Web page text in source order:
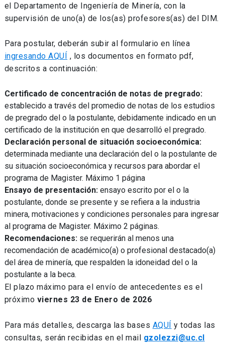
el Departamento de Ingeniería de Minería, con la
supervisión de uno(a) de los(as) profesores(as) del DIM.
Para postular, deberán subir al formulario en línea
ingresando AQUÍ , los documentos en formato pdf,
descritos a continuación:
Certificado de concentración de notas de pregrado:
establecido a través del promedio de notas de los estudios
de pregrado del o la postulante, debidamente indicado en un
certificado de la institución en que desarrolló el pregrado.
Declaración personal de situación socioeconómica:
determinada mediante una declaración del o la postulante de
su situación socioeconómica y recursos para abordar el
programa de Magister. Máximo 1 página
Ensayo de presentación:ensayo escrito por el o la
postulante, donde se presente y se refiera a la industria
minera, motivaciones y condiciones personales para ingresar
al programa de Magister. Máximo 2 páginas.
Recomendaciones:se requerirán al menos una
recomendación de académico(a) o profesional destacado(a)
del área de minería, que respalden la idoneidad del o la
postulante a la beca.
El plazo máximo para el envío de antecedentes es el
próximo viernes 23 de Enero de 2026
Para más detalles, descarga las bases AQUÍ y todas las
consultas, serán recibidas en el mail gzolezzi@uc.cl